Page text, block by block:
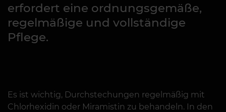
erfordert eine ordnungsgemäße,
regelmäßige und vollständige
Pflege.
Es ist wichtig, Durchstechungen regelmäßig mit
Chlorhexidin oder Miramistin zu behandeln. In den